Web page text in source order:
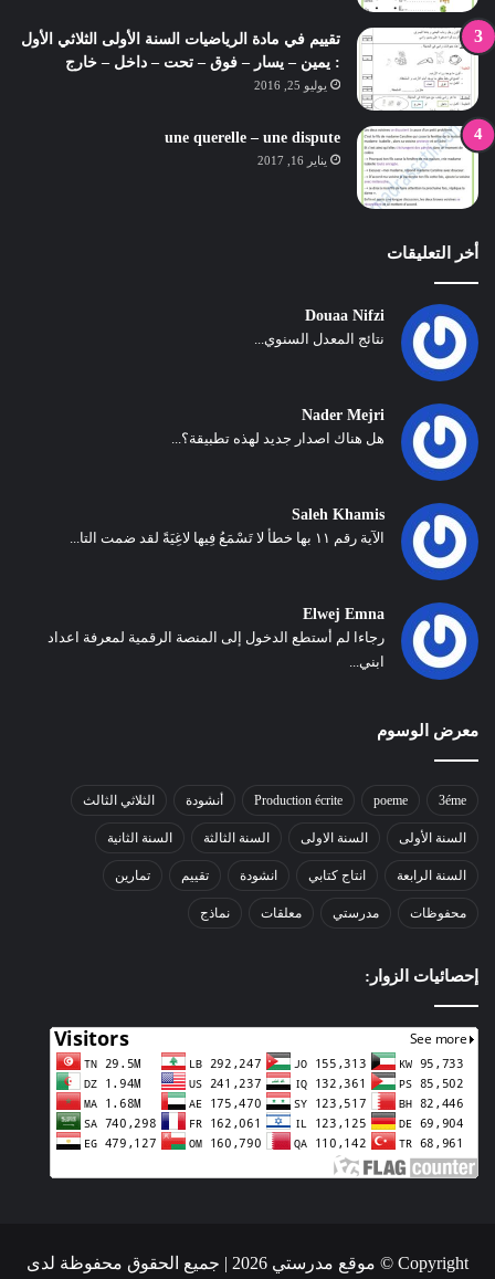
تقييم في مادة الرياضيات السنة الأولى الثلاثي الأول
: يمين – يسار – فوق – تحت – داخل – خارج
يوليو 25, 2016
une querelle – une dispute
يناير 16, 2017
أخر التعليقات
Douaa Nifzi
نتائج المعدل السنوي...
Nader Mejri
هل هناك اصدار جديد لهذه تطبيقة؟...
Saleh Khamis
الآية رقم ١١ بها خطأ لا تَسْمَعُ فِيها لاغِيَةً لقد ضمت التا...
Elwej Emna
رجاءا لم أستطع الدخول إلى المنصة الرقمية لمعرفة اعداد
ابني...
معرض الوسوم
3éme
poeme
Production écrite أنشودة الثلاثي الثالث
السنة الأولى السنة الاولى السنة الثالثة السنة الثانية
السنة الرابعة انتاج كتابي انشودة تقييم تمارين
محفوظات مدرستي معلقات نماذج
إحصائيات الزوار:
Copyright © موقع مدرستي 2026 | جميع الحقوق محفوظة لدى